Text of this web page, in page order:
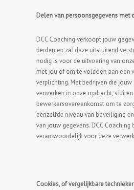
Delen van persoonsgegevens met
DCC Coaching verkoopt jouw
derden en zal deze uitsluitend
nodig is voor de uitvoering van
met jou of om te voldoen aan een
verplichting. Met bedrijven die jouw
verwerken in onze opdracht,
bewerkersovereenkomst om te
eenzelfde niveau van beveiliging
van jouw gegevens. DCC Coaching
verantwoordelijk voor deze
Cookies, of vergelijkbare